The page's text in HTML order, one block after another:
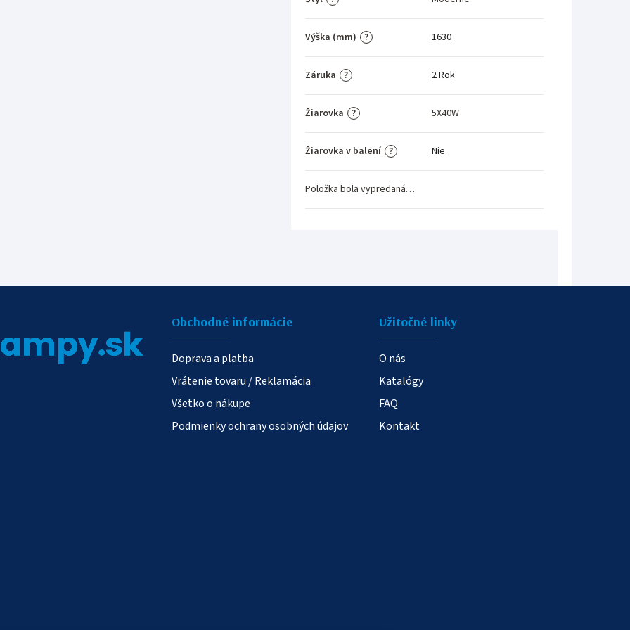
?
Výška (mm) 1630
?
Záruka 2 Rok
?
Žiarovka 5X40W
?
Žiarovka v balení Nie
Položka bola vypredaná…
Obchodné informácie
Doprava a platba
Vrátenie tovaru / Reklamácia
Všetko o nákupe
Podmienky ochrany osobných údajov
Užitočné linky
O nás
Katalógy
FAQ
Kontakt